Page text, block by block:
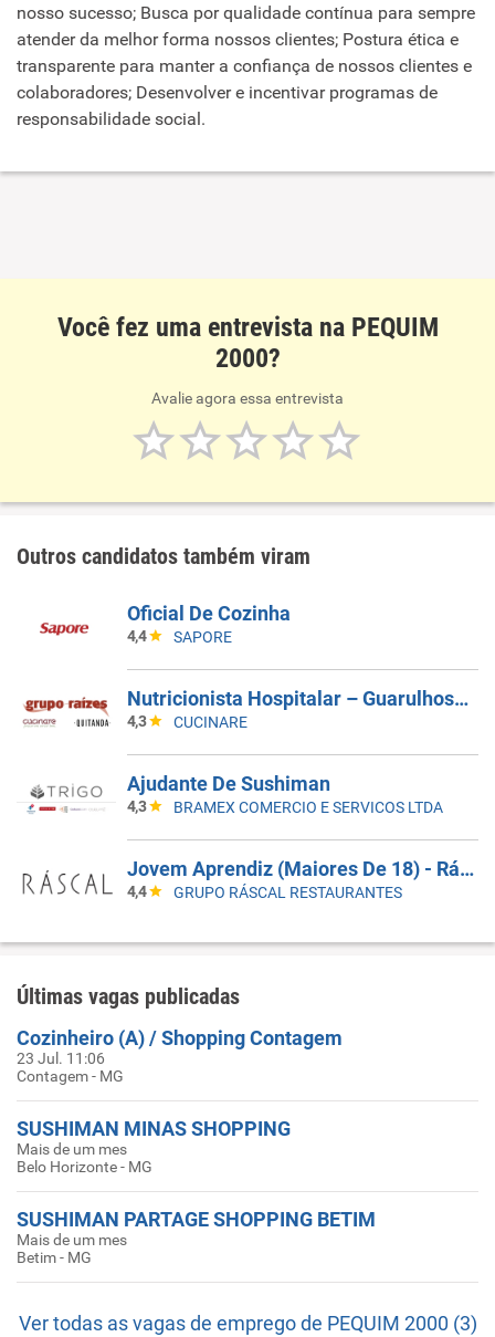
nosso sucesso; Busca por qualidade contínua para sempre
atender da melhor forma nossos clientes; Postura ética e
transparente para manter a confiança de nossos clientes e
colaboradores; Desenvolver e incentivar programas de
responsabilidade social.
Você fez uma entrevista na PEQUIM
2000?
Avalie agora essa entrevista
Outros candidatos também viram
Oficial De Cozinha
4,4 SAPORE
Nutricionista Hospitalar – Guarulhos/SP
4,3 CUCINARE
Ajudante De Sushiman
4,3 BRAMEX COMERCIO E SERVICOS LTDA
Jovem Aprendiz (Maiores De 18) - Ráscal Shop. Villa Lobos
4,4 GRUPO RÁSCAL RESTAURANTES
Últimas vagas publicadas
Cozinheiro (A) / Shopping Contagem
23 Jul. 11:06
Contagem - MG
SUSHIMAN MINAS SHOPPING
Mais de um mes
Belo Horizonte - MG
SUSHIMAN PARTAGE SHOPPING BETIM
Mais de um mes
Betim - MG
Ver todas as vagas de emprego de PEQUIM 2000 (3)